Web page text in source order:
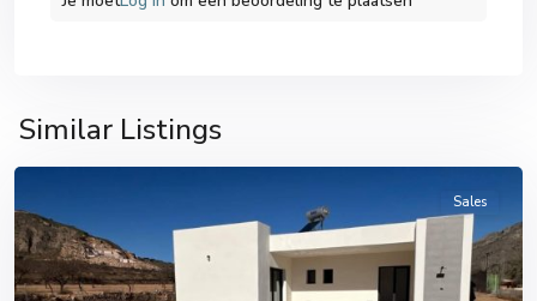
Similar Listings
Abanilla
Sales